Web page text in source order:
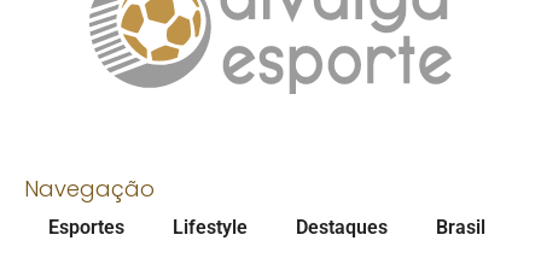
Navegação
Esportes Lifestyle Destaques Brasil